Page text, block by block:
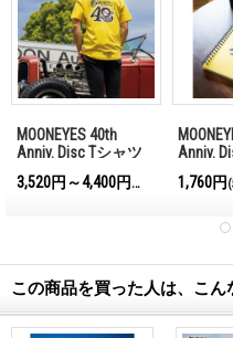
MOONEYES 40th
Anniv. Disc Tシャツ
3,520円～4,400円
(税込)
Anniv.
1,760円
この商品を買った人は、こ